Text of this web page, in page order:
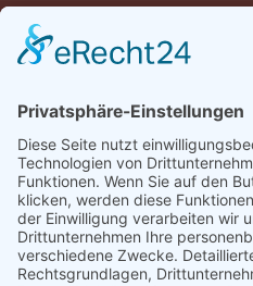
Öffnungszeiten
16:30-22:00 Uhr
Dienstag bis Samstag:
10:30-14:00 & 16:30-22:00
Sonntag:
10:00-14:00 & 16:30-22:00